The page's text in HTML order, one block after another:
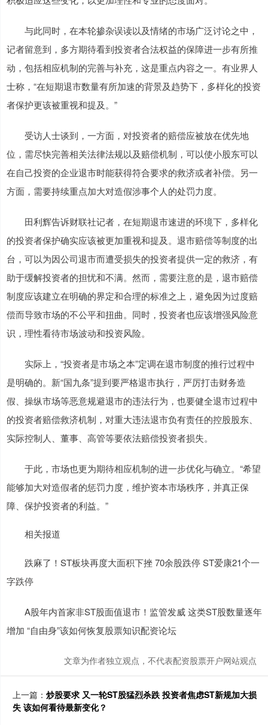
与此同时，在本轮掺杂误读以及情绪的市场广泛讨论之中，
记者留意到，多方期待看到投资者合法权益的保障进一步有所推
动，包括相应机制的完善与补充，这是重点内容之一。有业界人
士称，“在短期退市数量有所加速的背景及趋势下，多样化的投资
者保护更该被重视和提及。”
受访人士谈到，一方面，对投资者的赔偿应被放在优先地
位，需尽快完善相关法律法规以及赔偿机制，可以使小股东可以
在自己投资的企业退市时能获得符合要求的救济或者补偿。另一
方面，需要持续重点加大对造假涉事个人的处罚力度。
田利辉告诉财联社记者，在短期退市速进的环境下，多样化
的投资者保护确实应该被更加重视和提及。退市赔偿等制度的出
台，可以为因公司退市而遭受损失的投资者提供一定的救济，有
助于缓解投资者的担忧和不满。然而，需要注意的是，退市赔偿
制度应该建立在明确的界定和合理的标准之上，避免因为过度赔
偿而导致市场的不公平和扭曲。同时，投资者也应该增强风险意
识，理性看待市场波动和投资风险。
实际上，“投资者是市场之本”定调在退市制度的推行过程中
是明确的。新“国九条”提到要严格退市执行，严厉打击财务造
假、操纵市场等恶意规避退市的违法行为，也要健全退市过程中
的投资者赔偿救济机制，对重大违法退市负有责任的控股股东、
实际控制人、董事、高管等要依法赔偿投资者损失。
于此，市场也更为期待相应机制的进一步优化与确立。“希望
能够加大对造假者的惩罚力度，维护资本市场秩序，并真正保
障、保护投资者的利益。”
相关报道
跌麻了！ST板块再度大面积下挫 70余股跌停 ST爱康21个一
字跌停
A股年内首家非ST股面值退市！监管发威 这类ST股数量逐年
增加 “自由身”该如何恢复股票知识配资论坛
文章为作者独立观点，不代表配资股票开户网站观点
上一篇： 炒股要求 又一轮ST股猛烈杀跌 投资者焦虑ST新规加大损
失 该如何看待最新变化？